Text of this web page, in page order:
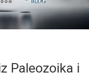
Paleozoika i